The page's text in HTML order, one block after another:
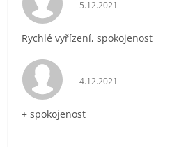
5.12.2021
Rychlé vyřízení, spokojenost
Hodnocení obchodu
4.12.2021
+ spokojenost